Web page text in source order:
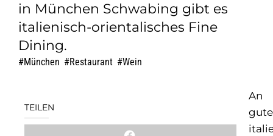
in München Schwabing gibt es
italienisch-orientalisches Fine
Dining.
München Restaurant Wein
TEILEN
An